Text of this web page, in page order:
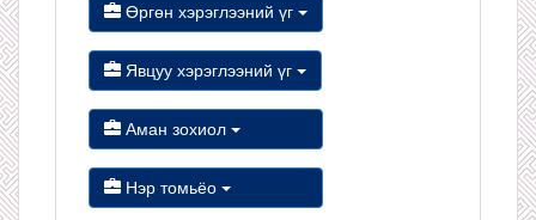
Өргөн хэрэглээний үг
Явцуу хэрэглээний үг
Аман зохиол
Нэр томьёо